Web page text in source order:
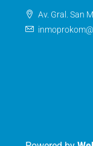
Av. Gral. San